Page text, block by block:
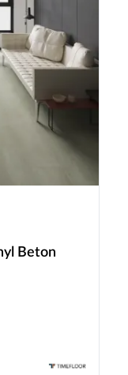
Beton